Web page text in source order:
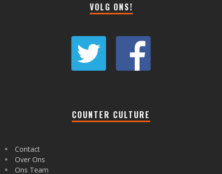
VOLG ONS!
COUNTER CULTURE
Contact
Over Ons
Ons Team